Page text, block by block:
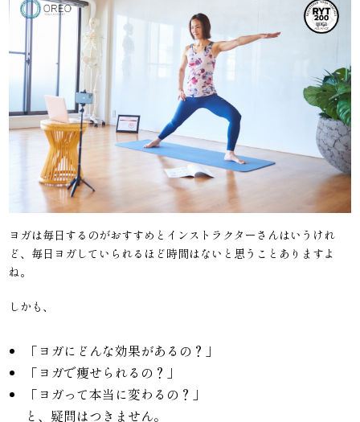
ヨガは毎日するのがおすすめとインストラクターさんはいうけれ
ど、毎日ヨガしていられるほど時間はないと思うことありますよ
ね。
しかも、
「ヨガにどんな効果があるの？」
「ヨガで痩せられるの？」
「ヨガって本当に変わるの？」
と、疑問はつきません。